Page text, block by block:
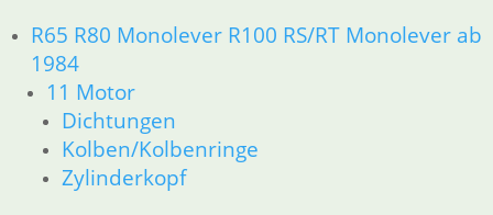
R65 R80 Monolever R100 RS/RT Monolever ab
1984
11 Motor
Dichtungen
Kolben/Kolbenringe
Zylinderkopf
13 Vergaser
16 Tank
18 Auspuff
21 Kupplung
23 Getriebe
26 Kardanwelle
31 Telegabel